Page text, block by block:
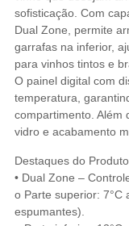
sofisticação. Com
Dual Zone, permite
garrafas na inferior,
para vinhos tintos e
O painel digital com
temperatura,
compartimento. Além
vidro e acabamento
Destaques do Produto
• Dual Zone –
o Parte superior: 7°C
espumantes).